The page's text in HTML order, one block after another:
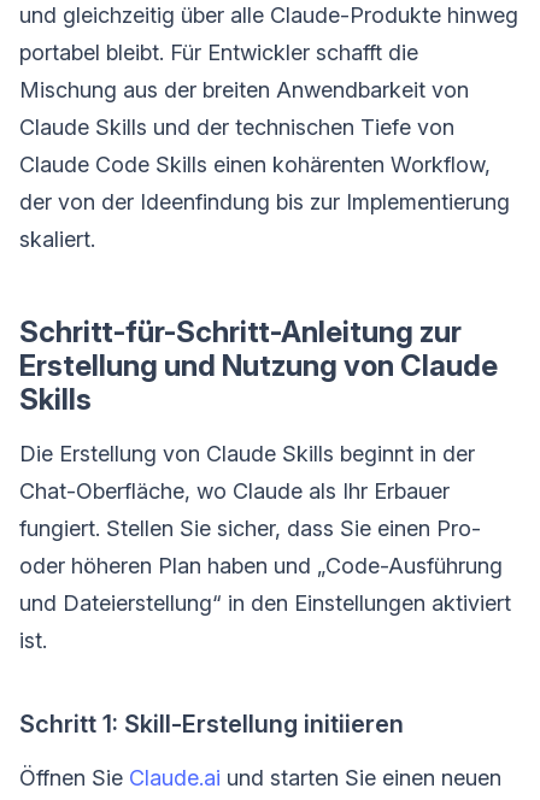
und gleichzeitig über alle Claude-Produkte hinweg
portabel bleibt. Für Entwickler schafft die
Mischung aus der breiten Anwendbarkeit von
Claude Skills und der technischen Tiefe von
Claude Code Skills einen kohärenten Workflow,
der von der Ideenfindung bis zur Implementierung
skaliert.
Schritt-für-Schritt-Anleitung zur
Erstellung und Nutzung von Claude
Skills
Die Erstellung von Claude Skills beginnt in der
Chat-Oberfläche, wo Claude als Ihr Erbauer
fungiert. Stellen Sie sicher, dass Sie einen Pro-
oder höheren Plan haben und „Code-Ausführung
und Dateierstellung“ in den Einstellungen aktiviert
ist.
Schritt 1: Skill-Erstellung initiieren
Öffnen Sie Claude.ai und starten Sie einen neuen